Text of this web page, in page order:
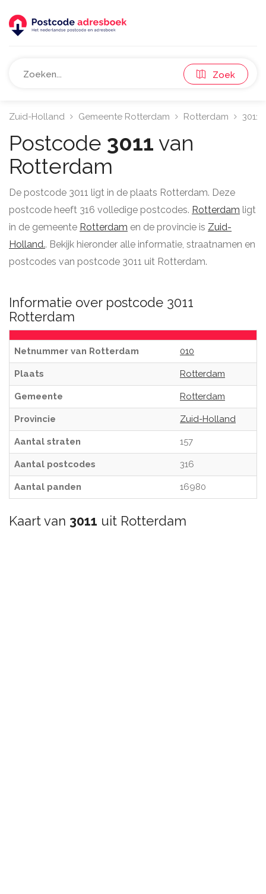
Zoek
Zuid-Holland Gemeente Rotterdam Rotterdam 3011
Postcode 3011 van
Rotterdam
De postcode 3011 ligt in de plaats Rotterdam. Deze
postcode heeft 316 volledige postcodes. Rotterdam ligt
in de gemeente Rotterdam en de provincie is Zuid-
Holland.. Bekijk hieronder alle informatie, straatnamen en
postcodes van postcode 3011 uit Rotterdam.
Informatie over postcode 3011
Rotterdam
Netnummer van Rotterdam 010
Plaats Rotterdam
Gemeente Rotterdam
Provincie Zuid-Holland
Aantal straten 157
Aantal postcodes 316
Aantal panden 16980
Kaart van 3011 uit Rotterdam